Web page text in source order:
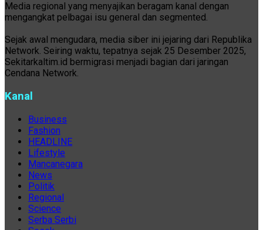
Media regional yang menyajikan beragam kanal dengan
mengangkat pelbagai isu general dan segmented.
Sejak awal mengudara, media siber ini jejaring dari Republika
Network. Seiring waktu, tepatnya sejak 25 Desember 2025,
Sekitarkaltim.id bermigrasi menjadi bagian dari jaringan
Cendana Network.
Kanal
Business
Fashion
HEADLINE
Lifestyle
Mancanegara
News
Politik
Regional
Science
Serba Serbi